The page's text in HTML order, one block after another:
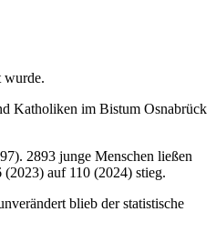
wurde.
Katholiken im Bistum Osnabrück
2893 junge Menschen ließen
(2023) auf 110 (2024) stieg.
blieb der statistische